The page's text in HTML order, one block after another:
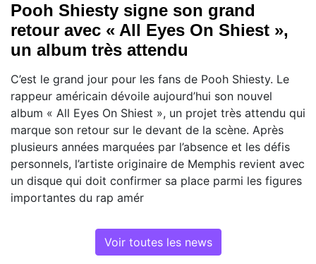
Pooh Shiesty signe son grand
retour avec « All Eyes On Shiest »,
un album très attendu
C’est le grand jour pour les fans de Pooh Shiesty. Le
rappeur américain dévoile aujourd’hui son nouvel
album « All Eyes On Shiest », un projet très attendu qui
marque son retour sur le devant de la scène. Après
plusieurs années marquées par l’absence et les défis
personnels, l’artiste originaire de Memphis revient avec
un disque qui doit confirmer sa place parmi les figures
importantes du rap amér
Voir toutes les news